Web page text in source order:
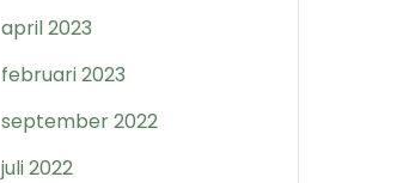
april 2023
februari 2023
september 2022
juli 2022